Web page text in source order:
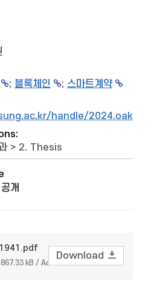
; 블록체인 ; 스마트계약
handle/2024.oak/
> 2. Thesis
공개
kB / Adobe PDF
Download